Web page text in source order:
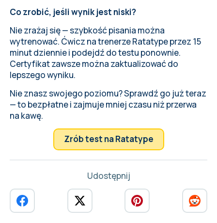
Co zrobić, jeśli wynik jest niski?
Nie zrażaj się — szybkość pisania można
wytrenować. Ćwicz na trenerze Ratatype przez 15
minut dziennie i podejdź do testu ponownie.
Certyfikat zawsze można zaktualizować do
lepszego wyniku.
Nie znasz swojego poziomu? Sprawdź go już teraz
— to bezpłatne i zajmuje mniej czasu niż przerwa
na kawę.
Zrób test na Ratatype
Udostępnij